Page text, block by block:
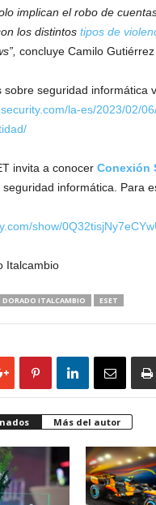
implican el robo de
los distintos tipos de
concluye Camilo Gutiérrez
sobre seguridad informática
la-es/2023/02/
invita a conocer Conexión
informática. Para
show/
Italcambio
DORADO ITALCAMBIO ESET
Más del autor